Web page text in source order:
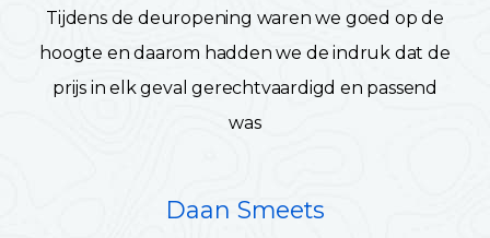
Tijdens de deuropening waren we goed op de
hoogte en daarom hadden we de indruk dat de
prijs in elk geval gerechtvaardigd en passend
was
Daan Smeets